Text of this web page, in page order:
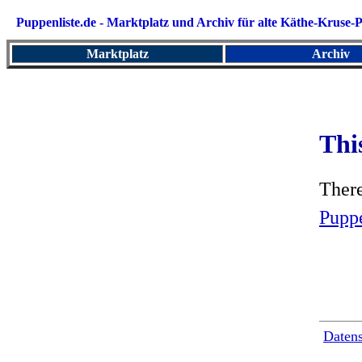
Puppenliste.de - Marktplatz und Archiv für alte Käthe-Kruse-
Marktplatz Archiv